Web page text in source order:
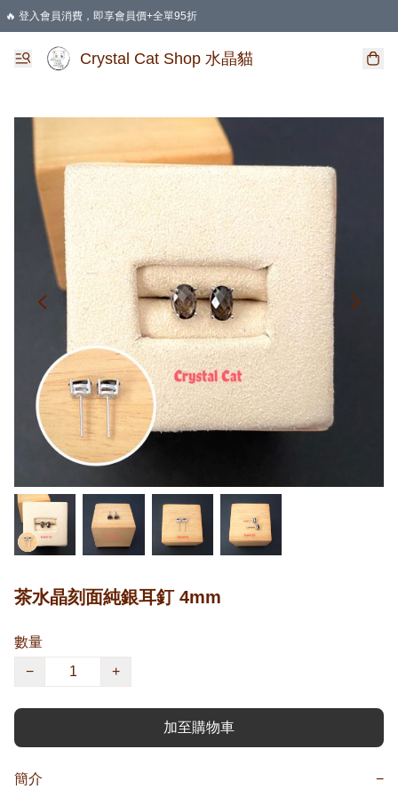
🔥 登入會員消費，即享會員價+全單95折
🛍️ 購物滿HKD 400 即享免運費優惠
Crystal Cat Shop 水晶貓
茶水晶刻面純銀耳釘 4mm
數量
−
+
加至購物車
簡介 −